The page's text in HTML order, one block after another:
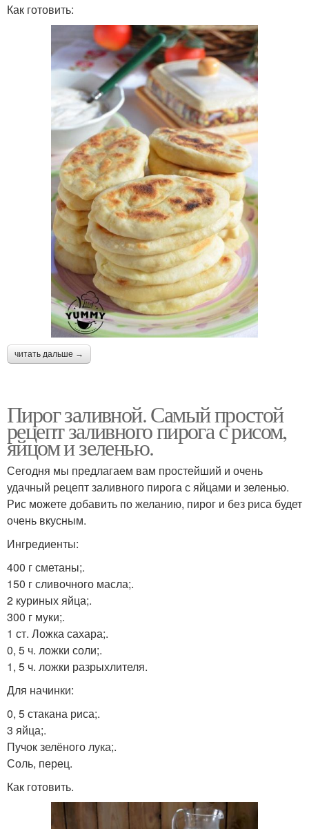
Как готовить:
читать дальше →
Пирог заливной. Самый простой
рецепт заливного пирога с рисом,
яйцом и зеленью.
Сегодня мы предлагаем вам простейший и очень
удачный рецепт заливного пирога с яйцами и зеленью.
Рис можете добавить по желанию, пирог и без риса будет
очень вкусным.
Ингредиенты:
400 г сметаны;.
150 г сливочного масла;.
2 куриных яйца;.
300 г муки;.
1 ст. Ложка сахара;.
0, 5 ч. ложки соли;.
1, 5 ч. ложки разрыхлителя.
Для начинки:
0, 5 стакана риса;.
3 яйца;.
Пучок зелёного лука;.
Соль, перец.
Как готовить.